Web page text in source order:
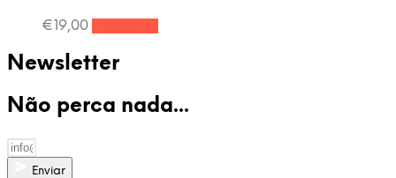
€19,00
Newsletter
Não perca nada...
Enviar